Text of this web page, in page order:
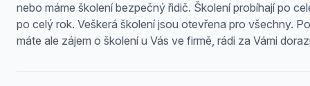
nebo máme školení bezpečný řidič. Školení probíhají po
po celý rok. Veškerá školení jsou otevřena pro všechny.
máte ale zájem o školení u Vás ve firmě, rádi za Vámi